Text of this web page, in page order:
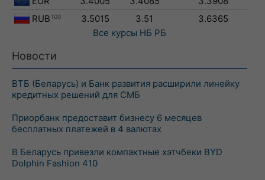
RUB 100 3.5015 3.51
3.6365
Все курсы НБ РБ
Новости
ВТБ (Беларусь) и Банк развития расширили линейку
кредитных решений для СМБ
Приорбанк предоставит бизнесу 6 месяцев
бесплатных платежей в 4 валютах
В Беларусь привезли компактные хэтчбеки BYD
Dolphin Fashion 410